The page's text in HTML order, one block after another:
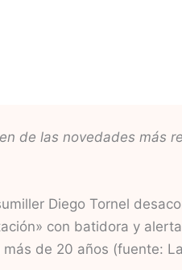
de las novedades más
Diego Tornel
con batidora y
de 20 años (fuente: